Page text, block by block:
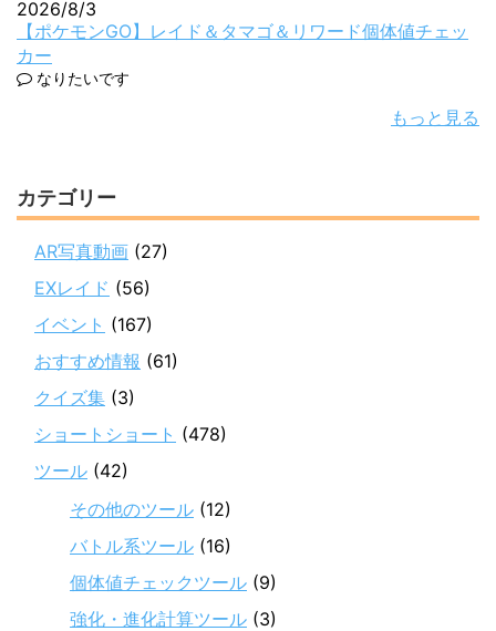
2026/8/3
【ポケモンGO】レイド＆タマゴ＆リワード個体値チェッ
カー
なりたいです
もっと見る
カテゴリー
AR写真動画 (27)
EXレイド (56)
イベント (167)
おすすめ情報 (61)
クイズ集 (3)
ショートショート (478)
ツール (42)
その他のツール (12)
バトル系ツール (16)
個体値チェックツール (9)
強化・進化計算ツール (3)